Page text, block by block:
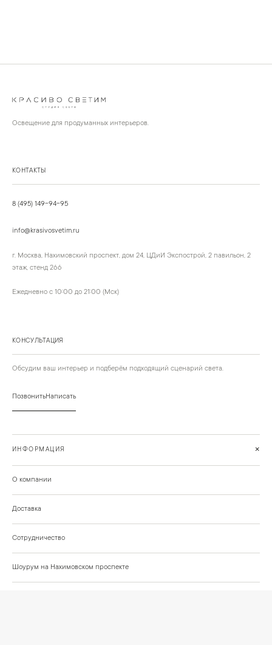
Освещение для продуманных интерьеров.
КОНТАКТЫ
8 (495) 149-94-95
info@krasivosvetim.ru
г. Москва, Нахимовский проспект, дом 24, ЦДиИ Экспострой, 2 павильон, 2
этаж, стенд 266
Ежедневно с 10:00 до 21:00 (Мск)
КОНСУЛЬТАЦИЯ
Обсудим ваш интерьер и подберём подходящий сценарий света.
ПозвонитьНаписать
ИНФОРМАЦИЯ +
О компании
Доставка
Сотрудничество
Шоурум на Нахимовском проспекте